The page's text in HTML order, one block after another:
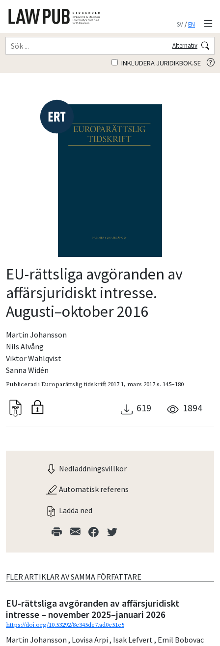
SV/EN
Alternativ
INKLUDERA JURIDIKBOK.SE
EU-rättsliga avgöranden av
affärsjuridiskt intresse.
Augusti–oktober 2016
Martin Johansson
Nils Alvång
Viktor Wahlqvist
Sanna Widén
Publicerad iEuroparättslig tidskrift 2017 1, mars 2017s. 145–180
619 1894
Nedladdningsvillkor
Automatisk referens
Ladda ned
FLER ARTIKLAR AV SAMMA FÖRFATTARE
EU-rättsliga avgöranden av affärsjuridiskt
intresse – november 2025–januari 2026
https://doi.org/10.53292/8c345de7.ad0c51c5
Martin Johansson , Lovisa Arpi , Isak Lefvert , Emil Bobovac